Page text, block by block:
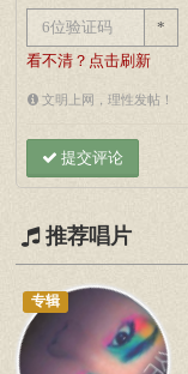
*
看不清？点击刷新
文明上网，理性发帖！
提交评论
推荐唱片
专辑